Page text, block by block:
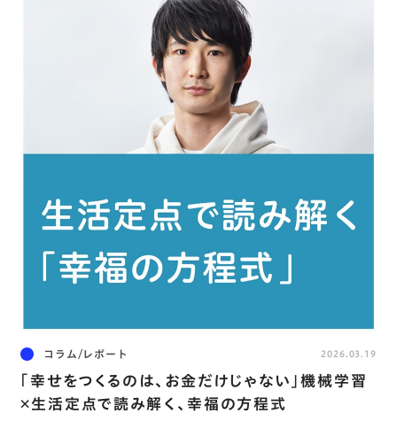
コラム/レポート
｢幸せをつくるのは、お金だけじゃない｣機械学習
×生活定点で読み解く、幸福の方程式
2026.03.19